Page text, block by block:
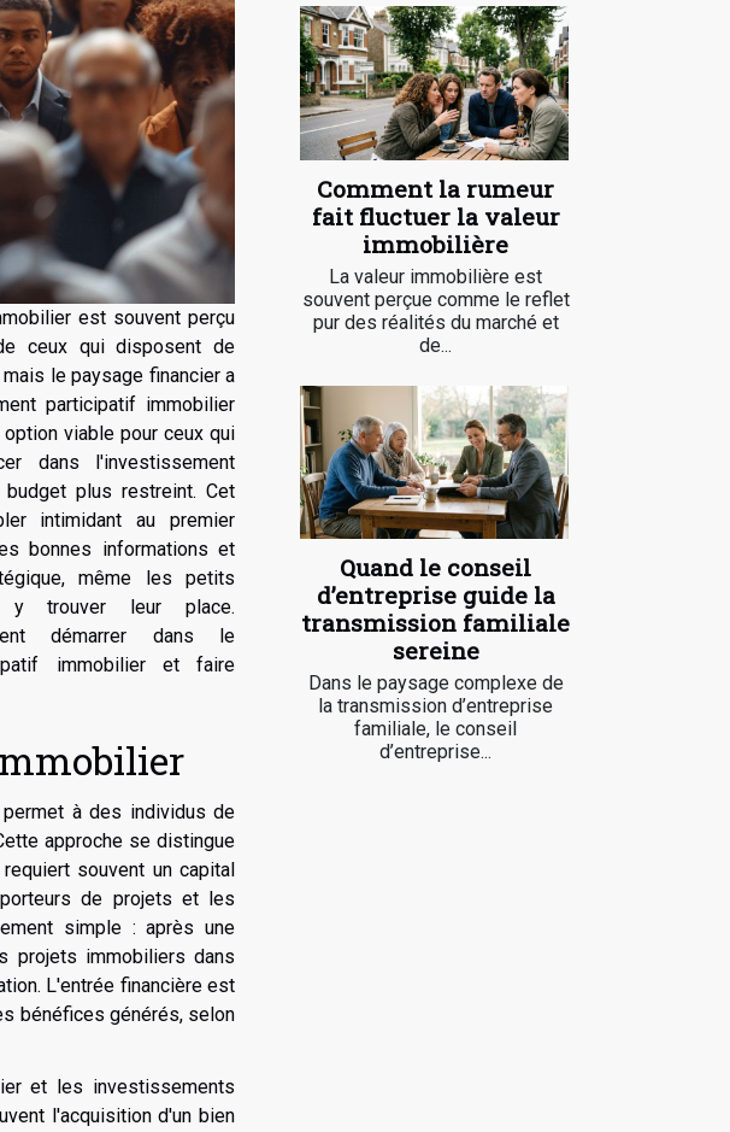
est souvent perçu
ceux qui disposent de
le paysage financier a
participatif immobilier
viable pour ceux qui
dans l'investissement
plus restreint. Cet
intimidant au premier
bonnes informations et
même les petits
y trouver leur place.
démarrer dans le
immobilier et faire
à des individus de
approche se distingue
souvent un capital
de projets et les
simple : après une
projets immobiliers dans
L'entrée financière est
bénéfices générés, selon
et les investissements
l'acquisition d'un bien
Comment la rumeur
fait fluctuer la valeur
immobilière
La valeur immobilière est
souvent perçue comme le reflet
pur des réalités du marché et
de...
Quand le conseil
d’entreprise guide la
transmission familiale
sereine
Dans le paysage complexe de
la transmission d’entreprise
familiale, le conseil
d’entreprise...